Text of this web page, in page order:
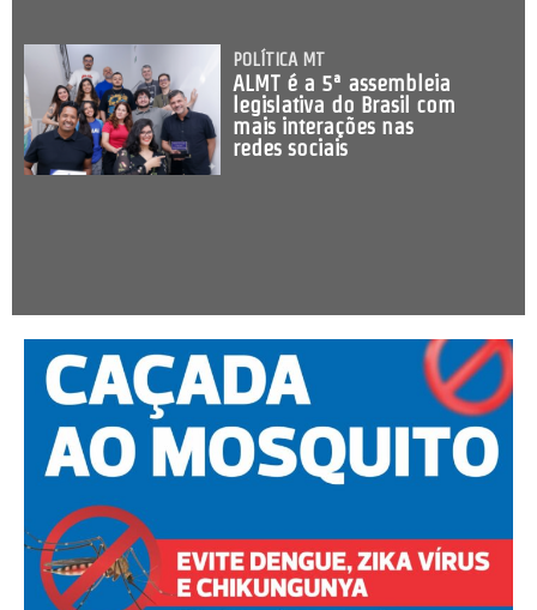
POLÍTICA MT
ALMT é a 5ª assembleia
legislativa do Brasil com
mais interações nas
redes sociais